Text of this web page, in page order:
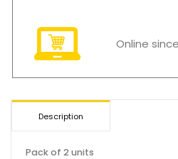
Online since
Description
Pack of 2 units